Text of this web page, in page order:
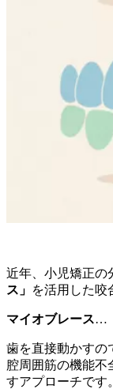
近年、小児矯正の
ス」 を活用した咬
マイオブレース…
歯を直接動かすの
腔周囲筋の機能不
すアプローチです。